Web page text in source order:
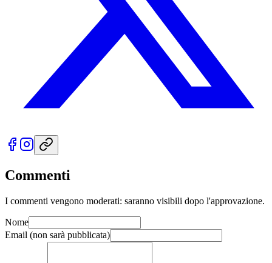
Commenti
I commenti vengono moderati: saranno visibili dopo l'approvazione.
Nome
Email (non sarà pubblicata)